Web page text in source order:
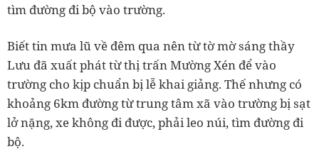
tìm đường đi bộ vào trường.
Biết tin mưa lũ về đêm qua nên từ tờ mờ sáng thầy
Lưu đã xuất phát từ thị trấn Mường Xén để vào
trường cho kịp chuẩn bị lễ khai giảng. Thế nhưng có
khoảng 6km đường từ trung tâm xã vào trường bị sạt
lở nặng, xe không đi được, phải leo núi, tìm đường đi
bộ.